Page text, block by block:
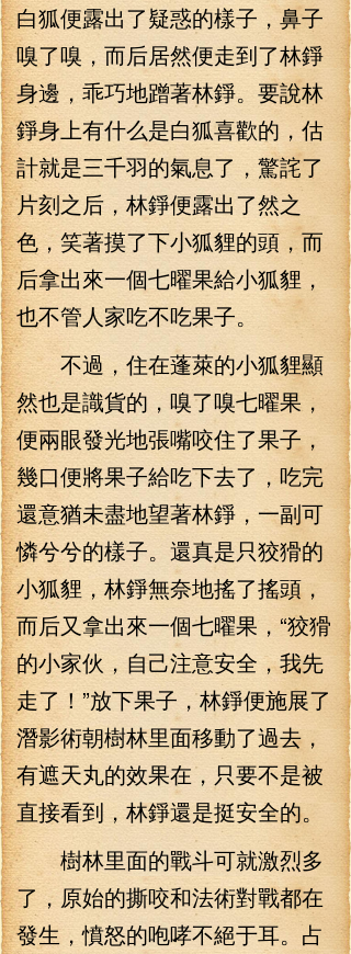
白狐便露出了疑惑的樣子，鼻子
嗅了嗅，而后居然便走到了林錚
身邊，乖巧地蹭著林錚。要說林
錚身上有什么是白狐喜歡的，估
計就是三千羽的氣息了，驚詫了
片刻之后，林錚便露出了然之
色，笑著摸了下小狐貍的頭，而
后拿出來一個七曜果給小狐貍，
也不管人家吃不吃果子。
不過，住在蓬萊的小狐貍顯
然也是識貨的，嗅了嗅七曜果，
便兩眼發光地張嘴咬住了果子，
幾口便將果子給吃下去了，吃完
還意猶未盡地望著林錚，一副可
憐兮兮的樣子。還真是只狡猾的
小狐貍，林錚無奈地搖了搖頭，
而后又拿出來一個七曜果，“狡猾
的小家伙，自己注意安全，我先
走了！”放下果子，林錚便施展了
潛影術朝樹林里面移動了過去，
有遮天丸的效果在，只要不是被
直接看到，林錚還是挺安全的。
樹林里面的戰斗可就激烈多
了，原始的撕咬和法術對戰都在
發生，憤怒的咆哮不絕于耳。占